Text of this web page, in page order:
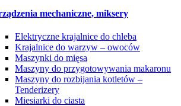
mechaniczne, miksery
Elektryczne krajalnice do chleba
Krajalnice do warzyw – owoców
Maszynki do mięsa
Maszyny do przygotowywania makaronu
Maszyny do rozbijania kotletów –
Tenderizery
Miesiarki do ciasta